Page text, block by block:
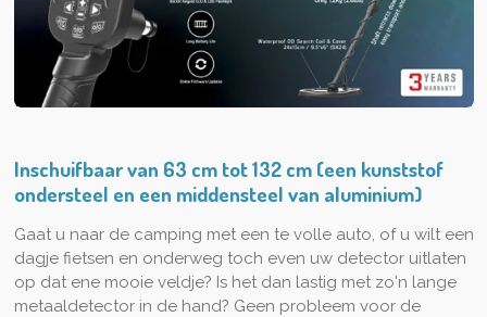
Inschuifbaar van 63 cm tot 132 cm (een kunststof
ondersteel en een middensteel van aluminium)
Gaat u naar de camping met een te volle auto, of u wilt een
dagje fietsen en onderweg toch even uw detector uitlaten
op dat ene mooie veldje? Is het dan lastig met zo'n lange
metaaldetector in de hand? Geen probleem voor de